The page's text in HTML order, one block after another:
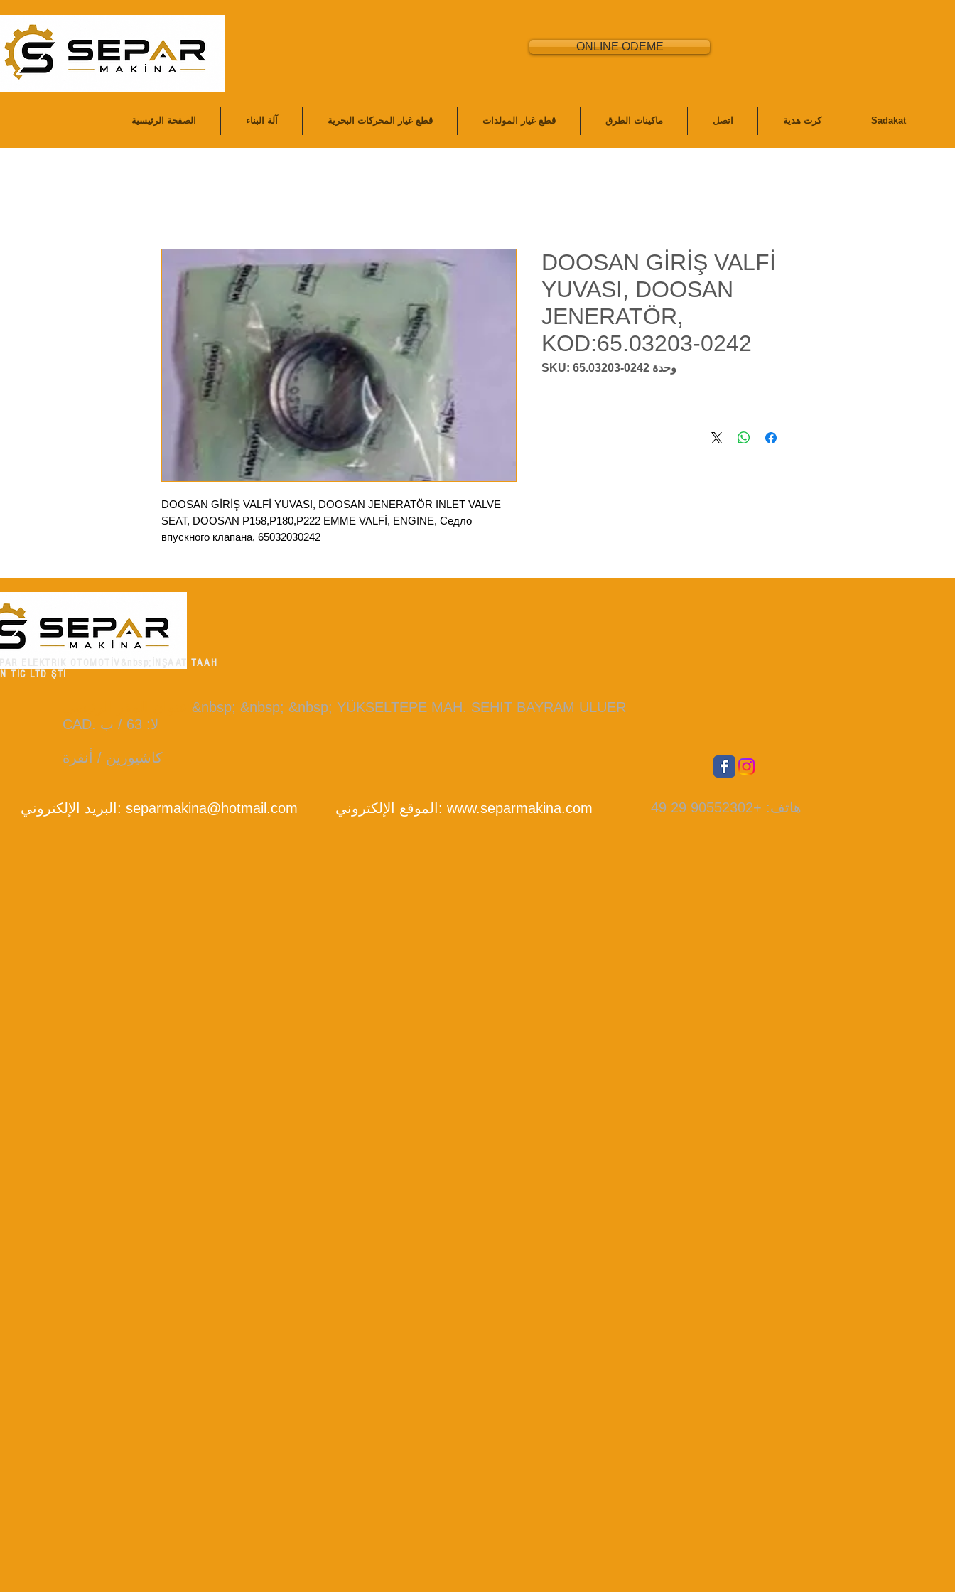
ONLINE ODEME
الصفحة الرئيسية آلة البناء قطع غيار المحركات البحرية قطع غيار المولدات ماكينات الطرق اتصل كرت هدية Sadakat
DOOSAN GİRİŞ VALFİ YUVASI, DOOSAN JENERATÖR INLET VALVE
SEAT, DOOSAN P158,P180,P222 EMME VALFİ, ENGINE, Седло
впускного клапана, 65032030242
DOOSAN GİRİŞ VALFİ
YUVASI, DOOSAN
JENERATÖR,
KOD:65.03203-0242
وحدة SKU: 65.03203-0242
ELEKTRIK OTOMOTİV&nbsp;İNŞAAT TAAH
TİC LTD ŞTİ
&nbsp; &nbsp; &nbsp; YÜKSELTEPE MAH. SEHIT BAYRAM ULUER
CAD. لا: 63 / ب
كاشيورين / أنقرة
البريد الإلكتروني: separmakina@hotmail.com الموقع الإلكتروني: www.separmakina.com هاتف: +90552302 29 49